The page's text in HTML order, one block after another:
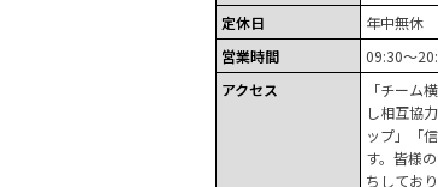
定休日
年中無休
営業時間
09:30～
アクセス
「チーム
し相互協
ップ」「
す。皆様
ちしてお